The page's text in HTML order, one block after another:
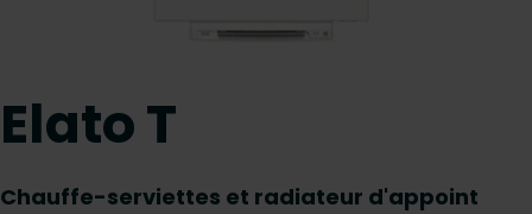
Elato T
Chauffe-serviettes et radiateur d'appoint